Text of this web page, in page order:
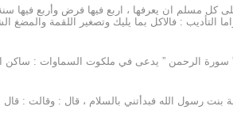
مسلم ان يعرفها ، اربع فيها فرض وأربع فيها
التأديب : فالاكل بما يليك وتصغير اللقمة والمضغ
” سورة الرحمن ” يدعى في ملكوت السماوات : ساكن
رسول الله فبدأتني بالسلام ، قال : وقالت :